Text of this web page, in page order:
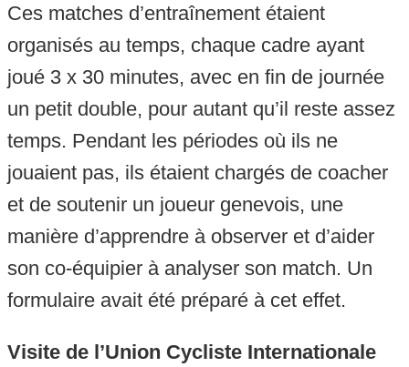
Ces matches d’entraînement étaient
organisés au temps, chaque cadre ayant
joué 3 x 30 minutes, avec en fin de journée
un petit double, pour autant qu’il reste assez
temps. Pendant les périodes où ils ne
jouaient pas, ils étaient chargés de coacher
et de soutenir un joueur genevois, une
manière d’apprendre à observer et d’aider
son co-équipier à analyser son match. Un
formulaire avait été préparé à cet effet.
Visite de l’Union Cycliste Internationale